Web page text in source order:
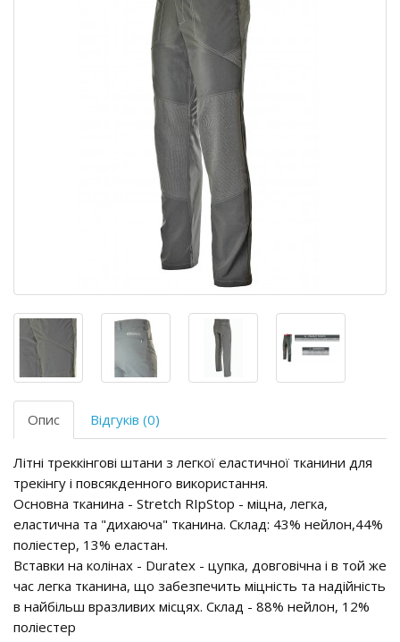
Опис Відгуків (0)
Літні треккінгові штани з легкої еластичної тканини для
трекінгу і повсякденного використання.
Основна тканина - Stretch RIpStop - міцна, легка,
еластична та "дихаюча" тканина. Склад: 43% нейлон,44%
поліестер, 13% еластан.
Вставки на колінах - Duratex - цупка, довговічна і в той же
час легка тканина, що забезпечить міцність та надійність
в найбільш вразливих місцях. Склад - 88% нейлон, 12%
поліестер